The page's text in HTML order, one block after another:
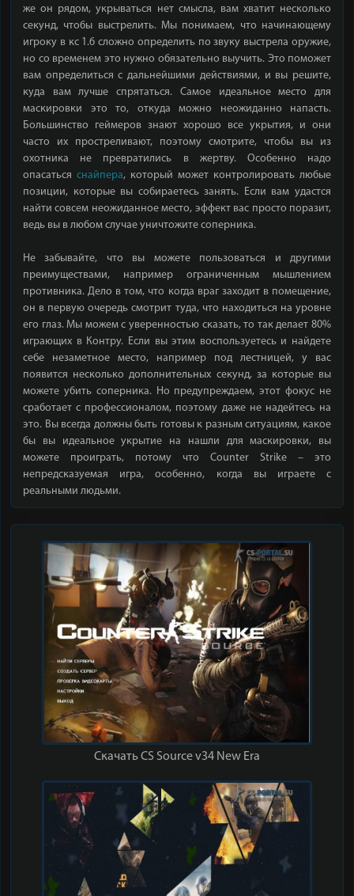
же он рядом, укрываться нет смысла, вам хватит несколько
секунд, чтобы выстрелить. Мы понимаем, что начинающему
игроку в кс 1.6 сложно определить по звуку выстрела оружие,
но со временем это нужно обязательно выучить. Это поможет
вам определиться с дальнейшими действиями, и вы решите,
куда вам лучше спрятаться. Самое идеальное место для
маскировки это то, откуда можно неожиданно напасть.
Большинство геймеров знают хорошо все укрытия, и они
часто их простреливают, поэтому смотрите, чтобы вы из
охотника не превратились в жертву. Особенно надо
опасаться снайпера, который может контролировать любые
позиции, которые вы собираетесь занять. Если вам удастся
найти совсем неожиданное место, эффект вас просто поразит,
ведь вы в любом случае уничтожите соперника.
Не забывайте, что вы можете пользоваться и другими
преимуществами, например ограниченным мышлением
противника. Дело в том, что когда враг заходит в помещение,
он в первую очередь смотрит туда, что находиться на уровне
его глаз. Мы можем с уверенностью сказать, то так делает 80%
играющих в Контру. Если вы этим воспользуетесь и найдете
себе незаметное место, например под лестницей, у вас
появится несколько дополнительных секунд, за которые вы
можете убить соперника. Но предупреждаем, этот фокус не
сработает с профессионалом, поэтому даже не надейтесь на
это. Вы всегда должны быть готовы к разным ситуациям, какое
бы вы идеальное укрытие на нашли для маскировки, вы
можете проиграть, потому что Counter Strike – это
непредсказуемая игра, особенно, когда вы играете с
реальными людьми.
Скачать CS Source v34 New Era